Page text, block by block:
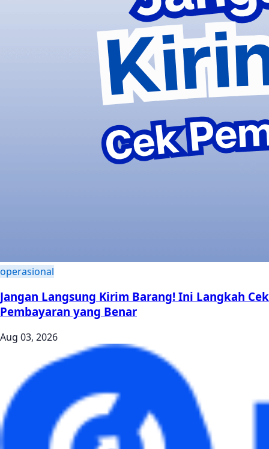
operasional
Jangan Langsung Kirim Barang! Ini Langkah Cek
Pembayaran yang Benar
Aug 03, 2026